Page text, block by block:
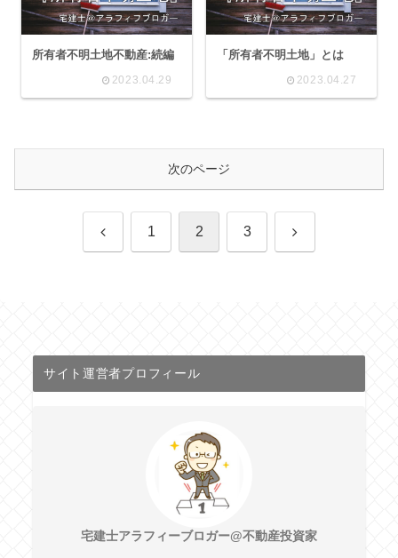
所有者不明土地不動産:続編
2023.04.29
「所有者不明土地」とは
2023.04.27
次のページ
前 1 2 3 次
サイト運営者プロフィール
宅建士アラフィーブロガー@不動産投資家